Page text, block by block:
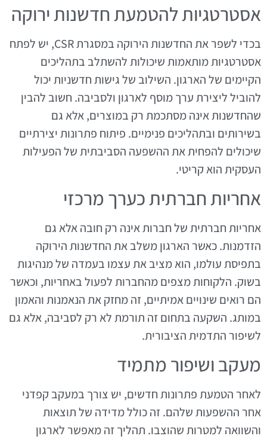
אסטרטגיות להטמעת חדשנות ירוקה
בכדי לשפר את החדשנות הירוקה במסגרת CSR, יש לפתח
אסטרטגיות מותאמות שיכולות להשתלב בתהליכים
הקיימים של הארגון. השילוב של גישות חדשניות יכול
להוביל ליצירת ערך מוסף לארגון ולסביבה. חשוב להבין
שהחדשנות אינה מסתכמת רק במוצרים, אלא גם
בשירותים ובתהליכים פנימיים. פיתוח פתרונות יצירתיים
שיכולים להפחית את ההשפעה הסביבתית של הפעילות
העסקית הוא קריטי.
אחריות חברתית כערך מרכזי
אחריות חברתית של חברות אינה רק חובה אלא גם
הזדמנות. כאשר הארגון משלב את החדשנות הירוקה
בתפיסת עולמו, הוא מציב את עצמו בעמדה של מנהיגות
בשוק. הלקוחות מצפים מהחברות לפעול באחריות, וכאשר
הם רואים שינויים אמיתיים, זה מחזק את הנאמנות והאמון
במותג. השקעה בתחום זה תורמת לא רק לסביבה, אלא גם
לשיפור התדמית הציבורית.
מעקב ושיפור מתמיד
לאחר הטמעת פתרונות חדשים, יש צורך במעקב קפדני
אחר ההשפעות שלהם. זה כולל מדידה של תוצאות
והשוואה למטרות שהוצבו. תהליך זה מאפשר לארגון